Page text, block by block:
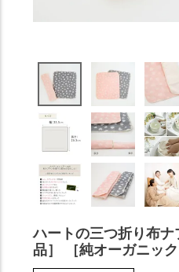
ハートの三つ折り布
品］ ［純オーガニッ